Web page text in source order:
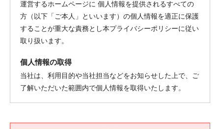
運営するホームページに 個人情報を提供されるすべての
方（以下「ご本人」といいます）の個人情報を適正に保護
することが重大な責務とし本プライバシーポリシーに従い
取り扱います。
個人情報の取得
当社は、利用目的や当社担当などをお知らせした上で、ご
了解いただいた範囲内で個人情報を取得いたします。
当社は、ご了解いただいた目的の範囲内で、個人情報を利